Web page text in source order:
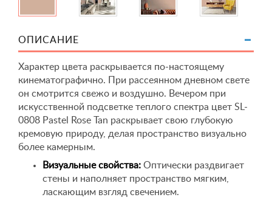
ОПИСАНИЕ
Характер цвета раскрывается по-настоящему
кинематографично. При рассеянном дневном свете
он смотрится свежо и воздушно. Вечером при
искусственной подсветке теплого спектра цвет SL-
0808 Pastel Rose Tan раскрывает свою глубокую
кремовую природу, делая пространство визуально
более камерным.
Визуальные свойства: Оптически раздвигает
стены и наполняет пространство мягким,
ласкающим взгляд свечением.